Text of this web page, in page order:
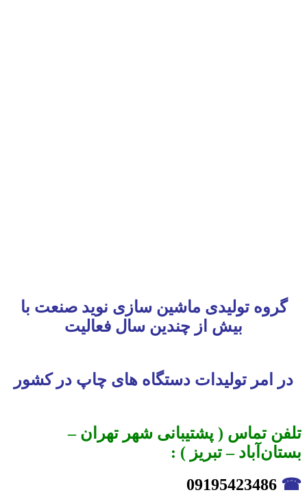
گروه تولیدی ماشین سازی نوید صنعت با
بیش از چندین سال فعالیت
در امر تولیدات دستگاه های چاپ در کشور
تلفن تماس ( پشتیبانی شهر تهران –
بستان‌آباد – تبریز ) :
☎